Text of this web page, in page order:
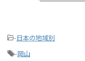
-日本の地域別
-岡山